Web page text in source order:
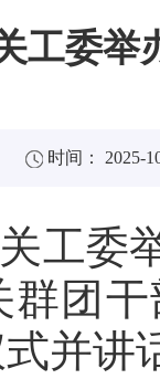
工委举
时间： 2025-
工委
群团
并讲